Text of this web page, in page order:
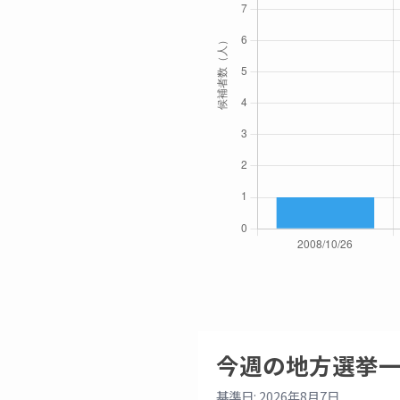
今週の地方選挙
基準日: 2026年8月7日